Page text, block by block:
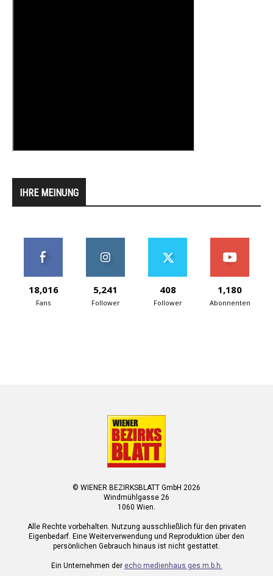
IHRE MEINUNG
18,016
Fans
5,241
Follower
408
Follower
1,180
Abonnenten
© WIENER BEZIRKSBLATT GmbH 2026
Windmühlgasse 26
1060 Wien.
Alle Rechte vorbehalten. Nutzung ausschließlich für den privaten
Eigenbedarf. Eine Weiterverwendung und Reproduktion über den
persönlichen Gebrauch hinaus ist nicht gestattet.
Ein Unternehmen der echo medienhaus ges.m.b.h.